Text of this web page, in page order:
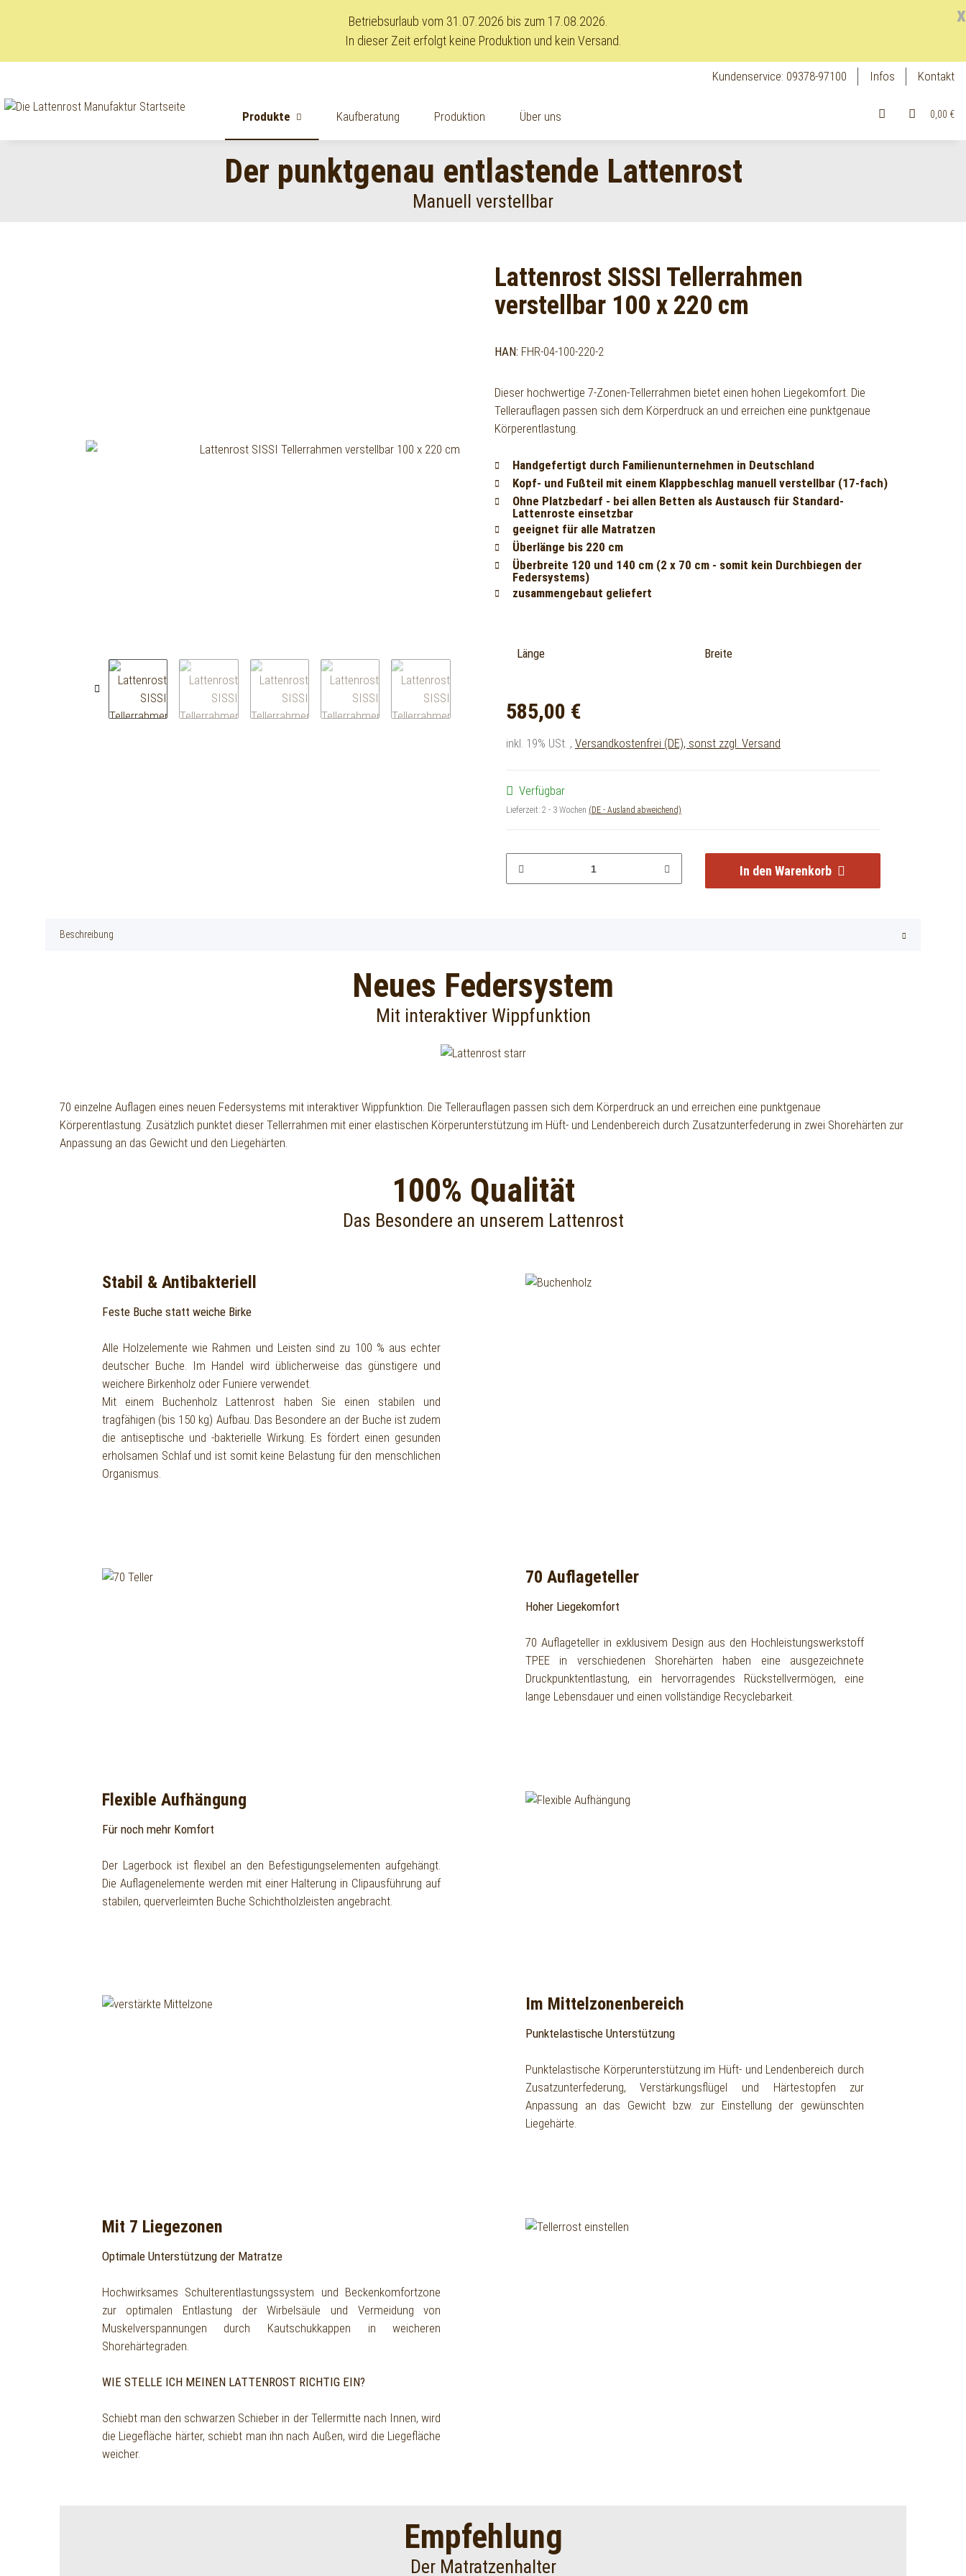
x
Betriebsurlaub vom 31.07.2026 bis zum 17.08.2026.
In dieser Zeit erfolgt keine Produktion und kein Versand.
Kundenservice: 09378-97100 Infos Kontakt
0,00 €
Produkte Kaufberatung Produktion Über uns
Der punktgenau entlastende Lattenrost
Manuell verstellbar
Lattenrost SISSI Tellerrahmen
verstellbar 100 x 220 cm
HAN: FHR-04-100-220-2
Dieser hochwertige 7-Zonen-Tellerrahmen bietet einen hohen Liegekomfort. Die
Tellerauflagen passen sich dem Körperdruck an und erreichen eine punktgenaue
Körperentlastung.
Handgefertigt durch Familienunternehmen in Deutschland
Kopf- und Fußteil mit einem Klappbeschlag manuell verstellbar (17-fach)
Ohne Platzbedarf - bei allen Betten als Austausch für Standard-
Lattenroste einsetzbar
geeignet für alle Matratzen
Überlänge bis 220 cm
Überbreite 120 und 140 cm (2 x 70 cm - somit kein Durchbiegen der
Federsystems)
zusammengebaut geliefert
Länge Breite
585,00 €
inkl. 19% USt. , Versandkostenfrei (DE), sonst zzgl. Versand
Verfügbar
Lieferzeit: 2 - 3 Wochen (DE - Ausland abweichend)
In den Warenkorb
Beschreibung
Neues Federsystem
Mit interaktiver Wippfunktion
70 einzelne Auflagen eines neuen Federsystems mit interaktiver Wippfunktion. Die Tellerauflagen passen sich dem Körperdruck an und erreichen eine punktgenaue
Körperentlastung. Zusätzlich punktet dieser Tellerrahmen mit einer elastischen Körperunterstützung im Hüft- und Lendenbereich durch Zusatzunterfederung in zwei Shorehärten zur
Anpassung an das Gewicht und den Liegehärten.
100% Qualität
Das Besondere an unserem Lattenrost
Stabil & Antibakteriell
Feste Buche statt weiche Birke
Alle Holzelemente wie Rahmen und Leisten sind zu 100 % aus echter
deutscher Buche. Im Handel wird üblicherweise das günstigere und
weichere Birkenholz oder Funiere verwendet.
Mit einem Buchenholz Lattenrost haben Sie einen stabilen und
tragfähigen (bis 150 kg) Aufbau. Das Besondere an der Buche ist zudem
die antiseptische und -bakterielle Wirkung. Es fördert einen gesunden
erholsamen Schlaf und ist somit keine Belastung für den menschlichen
Organismus.
70 Auflageteller
Hoher Liegekomfort
70 Auflageteller in exklusivem Design aus den Hochleistungswerkstoff
TPEE in verschiedenen Shorehärten haben eine ausgezeichnete
Druckpunktentlastung, ein hervorragendes Rückstellvermögen, eine
lange Lebensdauer und einen vollständige Recyclebarkeit.
Flexible Aufhängung
Für noch mehr Komfort
Der Lagerbock ist flexibel an den Befestigungselementen aufgehängt.
Die Auflagenelemente werden mit einer Halterung in Clipausführung auf
stabilen, querverleimten Buche Schichtholzleisten angebracht.
Im Mittelzonenbereich
Punktelastische Unterstützung
Punktelastische Körperunterstützung im Hüft- und Lendenbereich durch
Zusatzunterfederung, Verstärkungsflügel und Härtestopfen zur
Anpassung an das Gewicht bzw. zur Einstellung der gewünschten
Liegehärte.
Mit 7 Liegezonen
Optimale Unterstützung der Matratze
Hochwirksames Schulterentlastungssystem und Beckenkomfortzone
zur optimalen Entlastung der Wirbelsäule und Vermeidung von
Muskelverspannungen durch Kautschukkappen in weicheren
Shorehärtegraden.
WIE STELLE ICH MEINEN LATTENROST RICHTIG EIN?
Schiebt man den schwarzen Schieber in der Tellermitte nach Innen, wird
die Liegefläche härter, schiebt man ihn nach Außen, wird die Liegefläche
weicher.
Empfehlung
Der Matratzenhalter